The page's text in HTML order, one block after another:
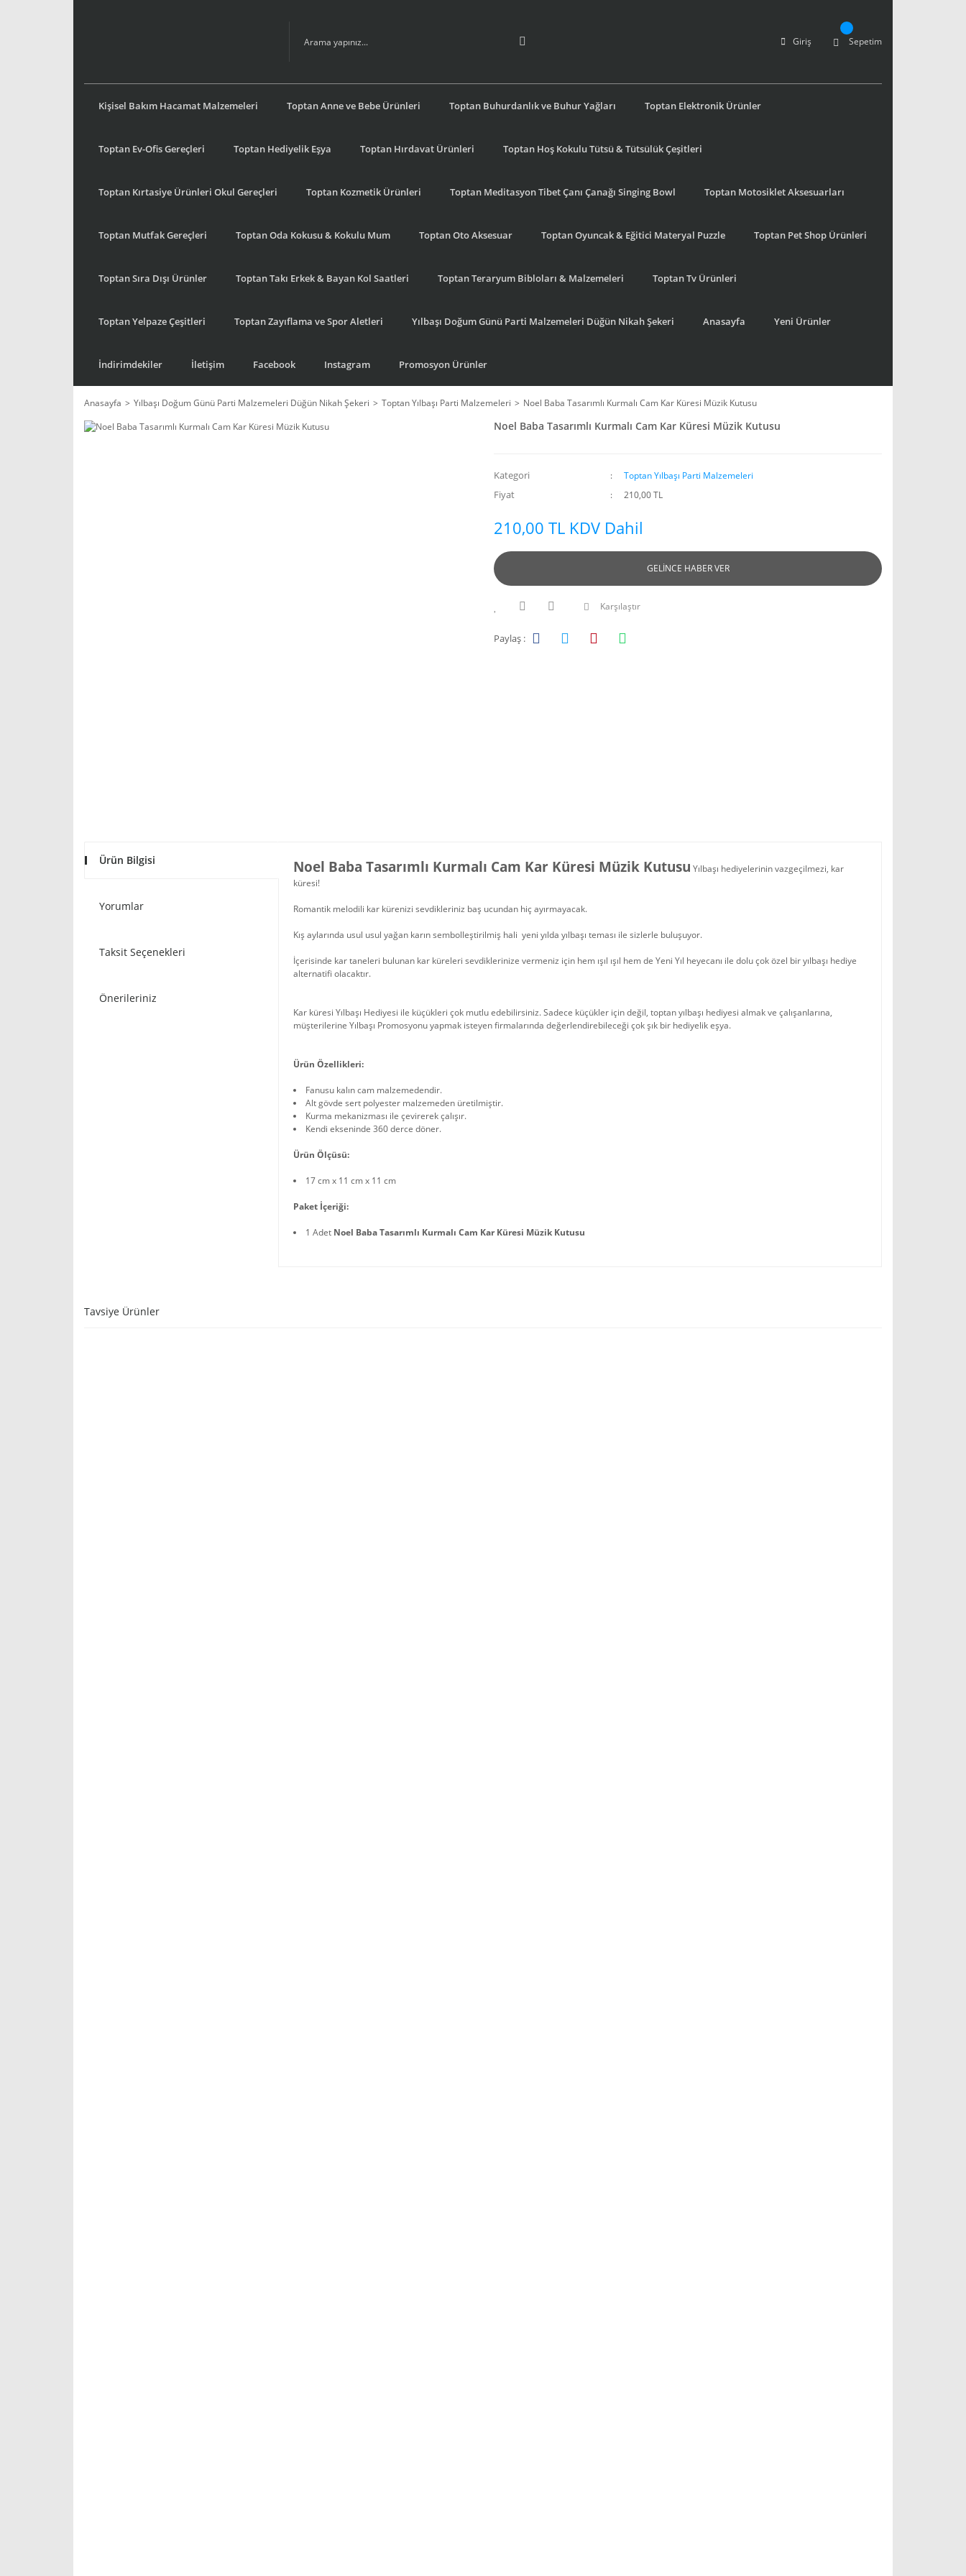
Giriş Sepetim
Kişisel Bakım Hacamat Malzemeleri Toptan Anne ve Bebe Ürünleri Toptan Buhurdanlık ve Buhur Yağları Toptan Elektronik Ürünler
Toptan Ev-Ofis Gereçleri Toptan Hediyelik Eşya Toptan Hırdavat Ürünleri Toptan Hoş Kokulu Tütsü & Tütsülük Çeşitleri
Toptan Kırtasiye Ürünleri Okul Gereçleri Toptan Kozmetik Ürünleri Toptan Meditasyon Tibet Çanı Çanağı Singing Bowl Toptan Motosiklet Aksesuarları
Toptan Mutfak Gereçleri Toptan Oda Kokusu & Kokulu Mum Toptan Oto Aksesuar Toptan Oyuncak & Eğitici Materyal Puzzle Toptan Pet Shop Ürünleri
Toptan Sıra Dışı Ürünler Toptan Takı Erkek & Bayan Kol Saatleri Toptan Teraryum Bibloları & Malzemeleri Toptan Tv Ürünleri
Toptan Yelpaze Çeşitleri Toptan Zayıflama ve Spor Aletleri Yılbaşı Doğum Günü Parti Malzemeleri Düğün Nikah Şekeri Anasayfa Yeni Ürünler
İndirimdekiler İletişim Facebook Instagram Promosyon Ürünler
Anasayfa Yılbaşı Doğum Günü Parti Malzemeleri Düğün Nikah Şekeri Toptan Yılbaşı Parti Malzemeleri Noel Baba Tasarımlı Kurmalı Cam Kar Küresi Müzik Kutusu
Noel Baba Tasarımlı Kurmalı Cam Kar Küresi Müzik Kutusu
Kategori Toptan Yılbaşı Parti Malzemeleri
Fiyat 210,00 TL
210,00 TL KDV Dahil
GELİNCE HABER VER
Karşılaştır
Paylaş :
Ürün Bilgisi
Yorumlar
Taksit Seçenekleri
Önerileriniz
Noel Baba Tasarımlı Kurmalı Cam Kar Küresi Müzik Kutusu Yılbaşı hediyelerinin vazgeçilmezi, kar
küresi!
Romantik melodili kar kürenizi sevdikleriniz baş ucundan hiç ayırmayacak.
Kış aylarında usul usul yağan karın sembolleştirilmiş hali yeni yılda yılbaşı teması ile sizlerle buluşuyor.
İçerisinde kar taneleri bulunan kar küreleri sevdiklerinize vermeniz için hem ışıl ışıl hem de Yeni Yıl heyecanı ile dolu çok özel bir yılbaşı hediye
alternatifi olacaktır.
Kar küresi Yılbaşı Hediyesi ile küçükleri çok mutlu edebilirsiniz. Sadece küçükler için değil, toptan yılbaşı hediyesi almak ve çalışanlarına,
müşterilerine Yılbaşı Promosyonu yapmak isteyen firmalarında değerlendirebileceği çok şık bir hediyelik eşya.
Ürün Özellikleri:
Fanusu kalın cam malzemedendir.
Alt gövde sert polyester malzemeden üretilmiştir.
Kurma mekanizması ile çevirerek çalışır.
Kendi ekseninde 360 derce döner.
Ürün Ölçüsü:
17 cm x 11 cm x 11 cm
Paket İçeriği:
1 Adet Noel Baba Tasarımlı Kurmalı Cam Kar Küresi Müzik Kutusu
Tavsiye Ürünler